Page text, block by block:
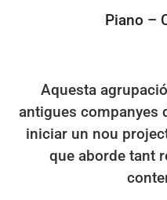
Piano –
Aquesta
antigues companyes
iniciar un nou
que aborde tant